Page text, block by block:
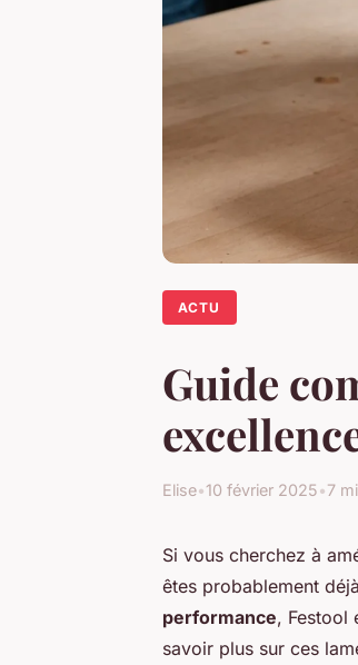
ACTU
Guide
Elise•10 février 2025•7
Si vous cherchez à
êtes probablement
performance, Festool
savoir plus sur ces